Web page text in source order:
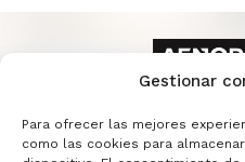
Gestionar
Para ofrecer las mejores
como las cookies para